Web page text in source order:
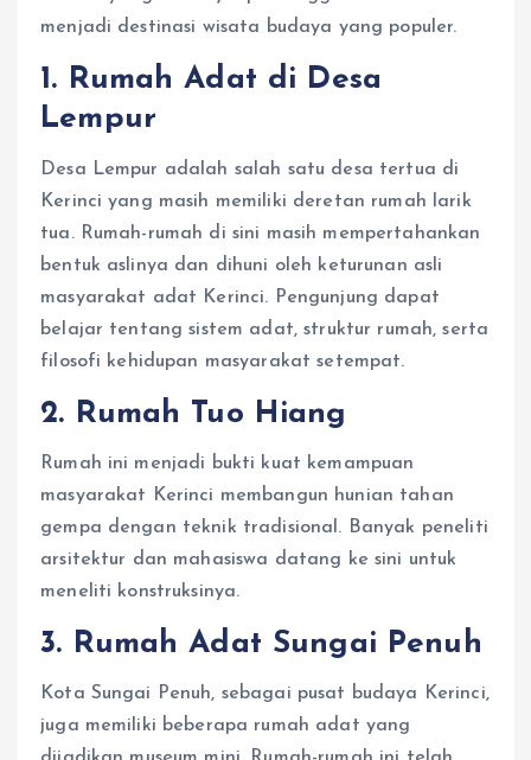
menjadi destinasi wisata budaya yang populer.
1. Rumah Adat di Desa
Lempur
Desa Lempur adalah salah satu desa tertua di
Kerinci yang masih memiliki deretan rumah larik
tua. Rumah-rumah di sini masih mempertahankan
bentuk aslinya dan dihuni oleh keturunan asli
masyarakat adat Kerinci. Pengunjung dapat
belajar tentang sistem adat, struktur rumah, serta
filosofi kehidupan masyarakat setempat.
2. Rumah Tuo Hiang
Rumah ini menjadi bukti kuat kemampuan
masyarakat Kerinci membangun hunian tahan
gempa dengan teknik tradisional. Banyak peneliti
arsitektur dan mahasiswa datang ke sini untuk
meneliti konstruksinya.
3. Rumah Adat Sungai Penuh
Kota Sungai Penuh, sebagai pusat budaya Kerinci,
juga memiliki beberapa rumah adat yang